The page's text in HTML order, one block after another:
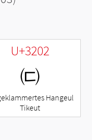
U+3202
㈂
Hangeul
Tikeut